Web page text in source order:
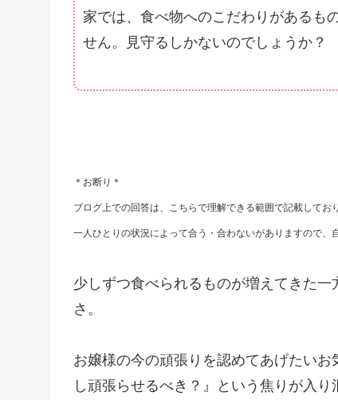
家では、食べ物へのこだわりがあるも
せん。見守るしかないのでしょうか？
＊お断り＊
ブログ上での回答は、こちらで理解できる範囲で記載してお
一人ひとりの状況によって合う・合わないがありますので、
少しずつ食べられるものが増えてきた
さ。
お嬢様の今の頑張りを認めてあげたい
し頑張らせるべき？』という焦りが入